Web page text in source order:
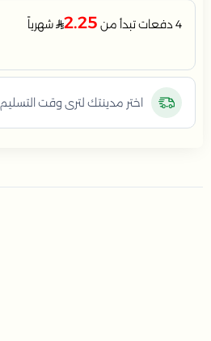
4 دفعات تبدأ من 2.25 شهرياً
اختر مدينتك لترى وقت التسليم